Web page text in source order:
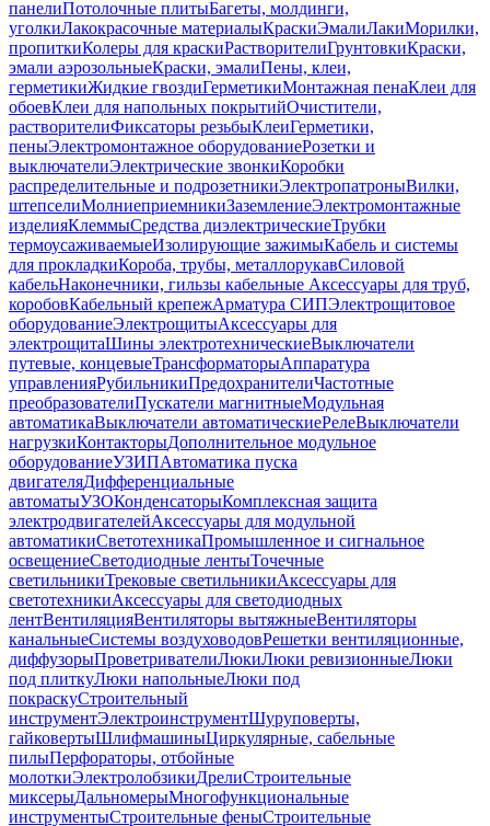
панелиПотолочные плитыБагеты, молдинги,
уголкиЛакокрасочные материалыКраскиЭмалиЛакиМорилки,
пропиткиКолеры для краскиРастворителиГрунтовкиКраски,
эмали аэрозольныеКраски, эмалиПены, клеи,
герметикиЖидкие гвоздиГерметикиМонтажная пенаКлеи для
обоевКлеи для напольных покрытийОчистители,
растворителиФиксаторы резьбыКлеиГерметики,
пеныЭлектромонтажное оборудованиеРозетки и
выключателиЭлектрические звонкиКоробки
распределительные и подрозетникиЭлектропатроныВилки,
штепселиМолниеприемникиЗаземлениеЭлектромонтажные
изделияКлеммыСредства диэлектрическиеТрубки
термоусаживаемыеИзолирующие зажимыКабель и системы
для прокладкиКороба, трубы, металлорукавСиловой
кабельНаконечники, гильзы кабельные Аксессуары для труб,
коробовКабельный крепежАрматура СИПЭлектрощитовое
оборудованиеЭлектрощитыАксессуары для
электрощитаШины электротехническиеВыключатели
путевые, концевыеТрансформаторыАппаратура
управленияРубильникиПредохранителиЧастотные
преобразователиПускатели магнитныеМодульная
автоматикаВыключатели автоматическиеРелеВыключатели
нагрузкиКонтакторыДополнительное модульное
оборудованиеУЗИПАвтоматика пуска
двигателяДифференциальные
автоматыУЗОКонденсаторыКомплексная защита
электродвигателейАксессуары для модульной
автоматикиСветотехникаПромышленное и сигнальное
освещениеСветодиодные лентыТочечные
светильникиТрековые светильникиАксессуары для
светотехникиАксессуары для светодиодных
лентВентиляцияВентиляторы вытяжныеВентиляторы
канальныеСистемы воздуховодовРешетки вентиляционные,
диффузорыПроветривателиЛюкиЛюки ревизионныеЛюки
под плиткуЛюки напольныеЛюки под
покраскуСтроительный
инструментЭлектроинструментШуруповерты,
гайковертыШлифмашиныЦиркулярные, сабельные
пилыПерфораторы, отбойные
молоткиЭлектролобзикиДрелиСтроительные
миксерыДальномерыМногофункциональные
инструментыСтроительные феныСтроительные